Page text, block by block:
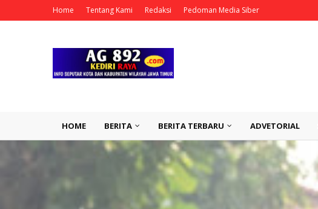
Home Tentang Kami Redaksi Pedoman Media Siber
HOME BERITA BERITA TERBARU ADVETORIAL